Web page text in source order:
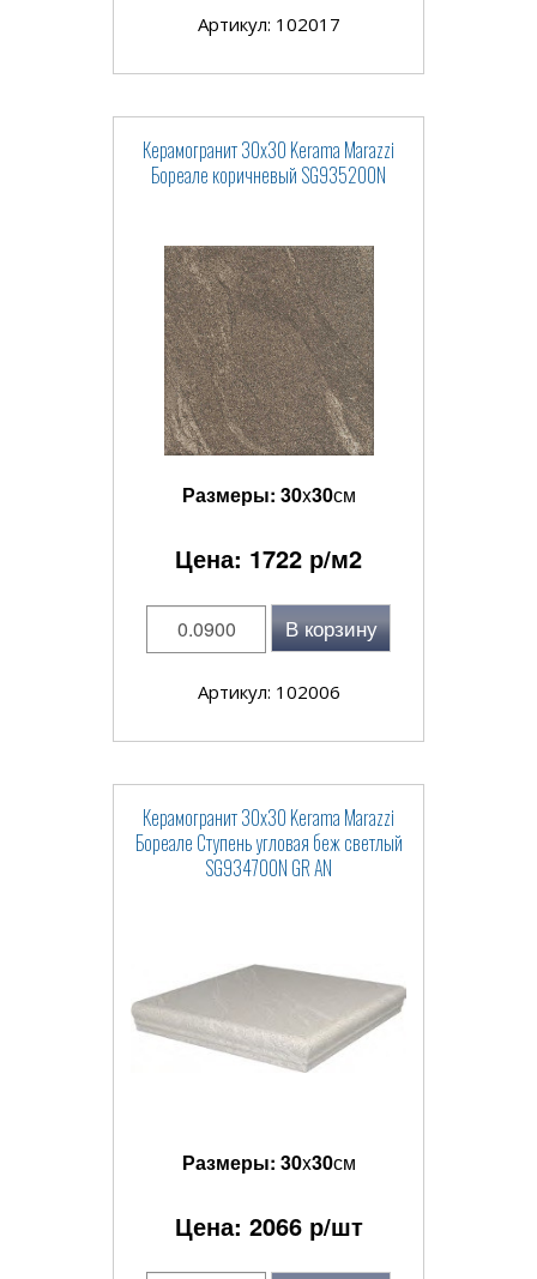
Артикул: 102017
Керамогранит 30x30 Kerama Marazzi
Бореале коричневый SG935200N
Размеры: 30x30см
Цена: 1722 р/м2
В корзину
Артикул: 102006
Керамогранит 30x30 Kerama Marazzi
Бореале Ступень угловая беж светлый
SG934700N GR AN
Размеры: 30x30см
Цена: 2066р/шт